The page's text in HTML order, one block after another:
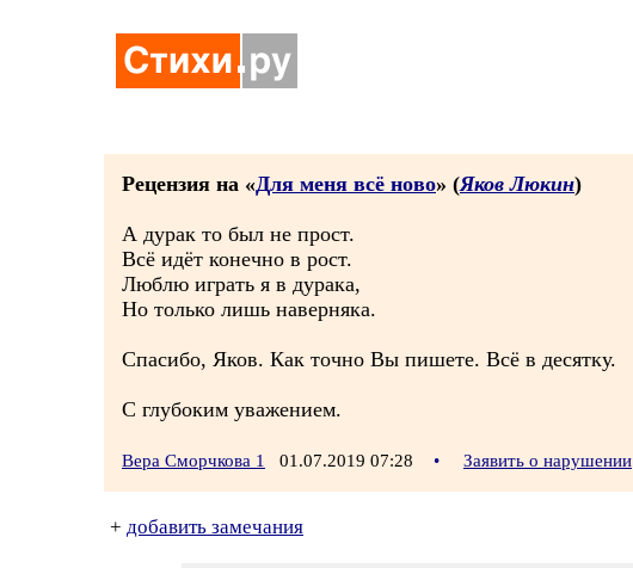
Рецензия на «Для меня всё ново» (Яков Люкин)
А дурак то был не прост.
Всё идёт конечно в рост.
Люблю играть я в дурака,
Но только лишь наверняка.
Спасибо, Яков. Как точно Вы пишете. Всё в десятку.
С глубоким уважением.
Вера Сморчкова 1 01.07.2019 07:28 • Заявить о нарушении
+ добавить замечания